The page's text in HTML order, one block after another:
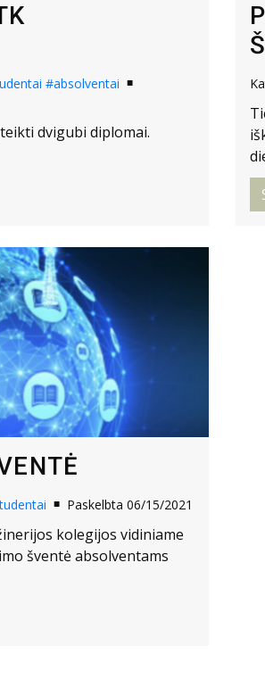
#absolventai
dvigubi diplomai.
Paskelbta 06/15/2021
kolegijos vidiniame
šventė absolventams